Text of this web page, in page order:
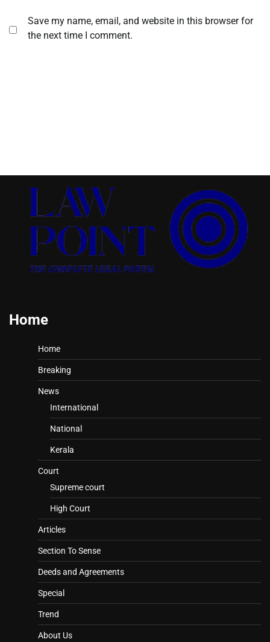
Save my name, email, and website in this browser for
the next time I comment.
Home
Home
Breaking
News
International
National
Kerala
Court
Supreme court
High Court
Articles
Section To Sense
Deeds and Agreements
Special
Trend
About Us